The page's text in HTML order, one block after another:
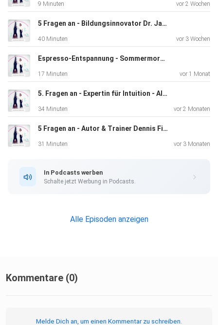
Schicke uns deine Fragen und Anregungen einfach per
Sprachnachricht an:
https://www.speakpipe.com/lehrhelden
Oder per E-Mail an: info@lehrhelden.com
Weitere Infos zu uns:
Andrea: https://2-care.de/ und https://www.lawlor-
beratung/produkte/details/48814-mini-handbuch-
9 Minuten vor 2 Wochen
5 Fragen an - Bildungsinnovator Dr. Jan Ullmann
40 Minuten vor 3 Wochen
Espresso-Entspannung - Sommermorgen
17 Minuten vor 1 Monat
5. Fragen an - Expertin für Intuition - Alexandra Sorgenicht
34 Minuten vor 2 Monaten
5 Fragen an - Autor & Trainer Dennis Fischer
31 Minuten vor 3 Monaten
In Podcasts werben
Schalte jetzt Werbung in Podcasts.
Alle Episoden anzeigen
Kommentare (0)
Melde Dich an, um einen Kommentar zu schreiben.